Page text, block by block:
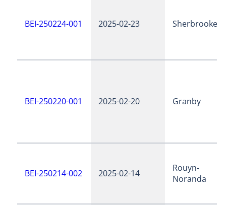
BEI-250224-001 2025-02-23 Sherbrooke
BEI-250220-001 2025-02-20 Granby
BEI-250214-002 2025-02-14
Rouyn-
Noranda